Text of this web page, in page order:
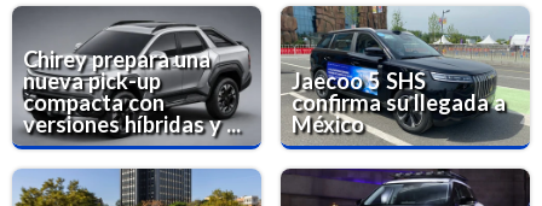
Chirey prepara una
nueva pick-up
compacta con
versiones híbridas y ...
Jaecoo 5 SHS
confirma su llegada a
México